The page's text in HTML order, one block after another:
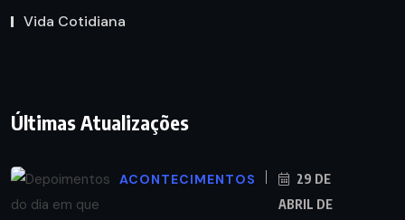
Vida Cotidiana
Últimas Atualizações
ACONTECIMENTOS
29 DE
ABRIL DE